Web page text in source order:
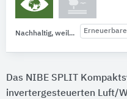
Nachhaltig, weil...
Das NIBE SPLIT
invertergesteuerten Luft/